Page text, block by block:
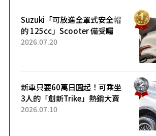
Suzuki「可放進全罩式安全帽
的 125cc」Scooter 備受矚
目！採用全新流線設計與各項
2026.07.20
新車只要60萬日圓起！可乘坐
3人的「創新Trike」熱銷大賣
成為人氣車款！「養車成本真
2026.07.10